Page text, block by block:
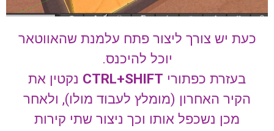
כעת יש צורך ליצור פתח עלמנת שהאווטאר
יוכל להיכנס.
בעזרת כפתורי CTRL+SHIFT נקטין את
הקיר האחרון (מומלץ לעבוד מולו), ולאחר
מכן נשכפל אותו וכך ניצור שתי קירות